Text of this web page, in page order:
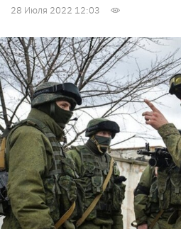
28 Июля 2022 12:03